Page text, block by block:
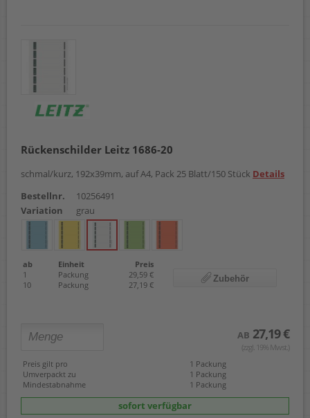
Rückenschilder Leitz 1686-20
schmal/kurz, 192x39mm, auf A4, Pack 25 Blatt/150 Stück Details
Bestellnr.
10256491
Variation
grau
ab Einheit
Preis
1
Packung
29,59 €
10
Packung 27,19 €
Zubehör
AB 27,19 €
(zzgl. 19% Mwst.)
Preis gilt pro
1 Packung
Umverpackt zu
1 Packung
Mindestabnahme
1 Packung
sofort verfügbar